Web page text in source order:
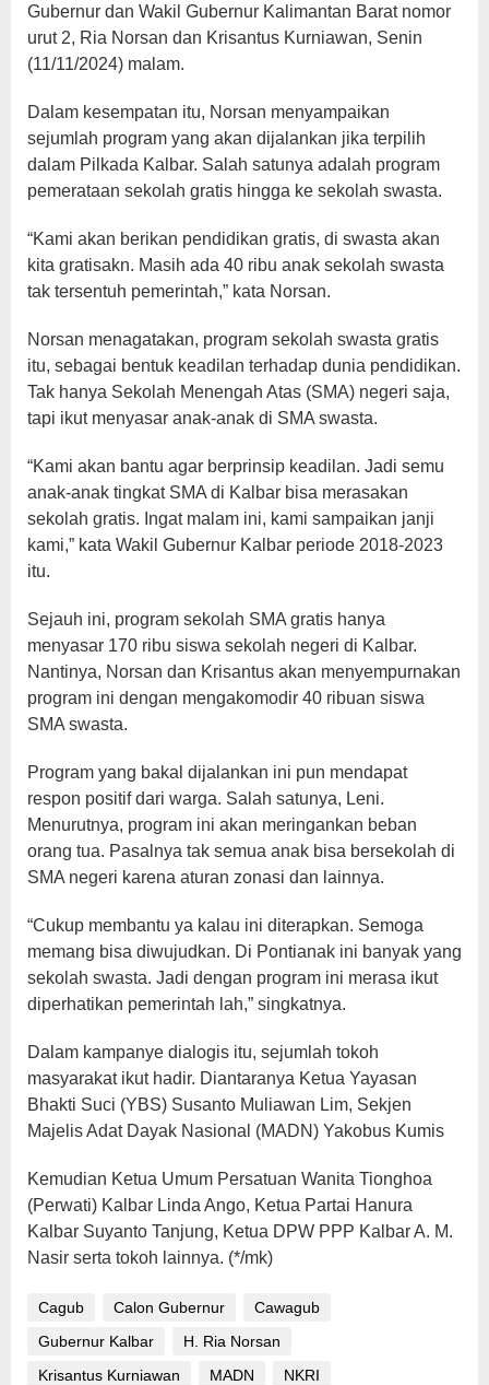
Gubernur dan Wakil Gubernur Kalimantan Barat nomor
urut 2, Ria Norsan dan Krisantus Kurniawan, Senin
(11/11/2024) malam.
Dalam kesempatan itu, Norsan menyampaikan
sejumlah program yang akan dijalankan jika terpilih
dalam Pilkada Kalbar. Salah satunya adalah program
pemerataan sekolah gratis hingga ke sekolah swasta.
“Kami akan berikan pendidikan gratis, di swasta akan
kita gratisakn. Masih ada 40 ribu anak sekolah swasta
tak tersentuh pemerintah,” kata Norsan.
Norsan menagatakan, program sekolah swasta gratis
itu, sebagai bentuk keadilan terhadap dunia pendidikan.
Tak hanya Sekolah Menengah Atas (SMA) negeri saja,
tapi ikut menyasar anak-anak di SMA swasta.
“Kami akan bantu agar berprinsip keadilan. Jadi semu
anak-anak tingkat SMA di Kalbar bisa merasakan
sekolah gratis. Ingat malam ini, kami sampaikan janji
kami,” kata Wakil Gubernur Kalbar periode 2018-2023
itu.
Sejauh ini, program sekolah SMA gratis hanya
menyasar 170 ribu siswa sekolah negeri di Kalbar.
Nantinya, Norsan dan Krisantus akan menyempurnakan
program ini dengan mengakomodir 40 ribuan siswa
SMA swasta.
Program yang bakal dijalankan ini pun mendapat
respon positif dari warga. Salah satunya, Leni.
Menurutnya, program ini akan meringankan beban
orang tua. Pasalnya tak semua anak bisa bersekolah di
SMA negeri karena aturan zonasi dan lainnya.
“Cukup membantu ya kalau ini diterapkan. Semoga
memang bisa diwujudkan. Di Pontianak ini banyak yang
sekolah swasta. Jadi dengan program ini merasa ikut
diperhatikan pemerintah lah,” singkatnya.
Dalam kampanye dialogis itu, sejumlah tokoh
masyarakat ikut hadir. Diantaranya Ketua Yayasan
Bhakti Suci (YBS) Susanto Muliawan Lim, Sekjen
Majelis Adat Dayak Nasional (MADN) Yakobus Kumis
Kemudian Ketua Umum Persatuan Wanita Tionghoa
(Perwati) Kalbar Linda Ango, Ketua Partai Hanura
Kalbar Suyanto Tanjung, Ketua DPW PPP Kalbar A. M.
Nasir serta tokoh lainnya. (*/mk)
Cagub Calon Gubernur
Cawagub
Gubernur Kalbar
H. Ria Norsan
Krisantus Kurniawan
MADN
NKRI